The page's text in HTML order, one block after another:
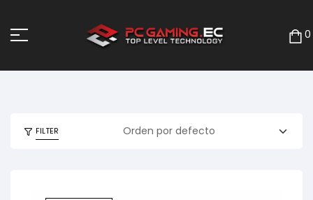
0
FILTER